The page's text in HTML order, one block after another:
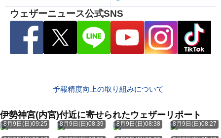
ウェザーニュース公式SNS
予報精度向上の取り組みについて
伊勢神宮(内宮)付近に寄せられたウェザーリポート
8月9日(日)09:25 8月9日(日)08:39 8月9日(日)08:38 8月9日(日)08:27